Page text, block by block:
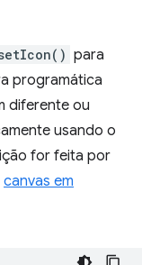
para
programática
diferente ou
usando o
for feita por
canvas em